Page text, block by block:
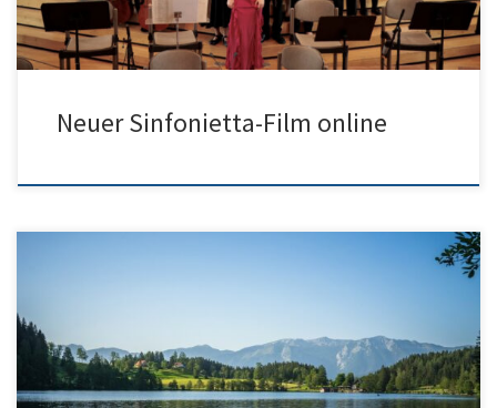
Neuer Sinfonietta-Film online
schriftlichen Abitur, Austauschprogrammen, Sport- und
Musikereignissen kommen nun zwei Wochen Ferien allen sicher
sehr gelegen. Wir wünschen unseren Kollegen gutes Korrigieren,
unserem Abiturjahrgang eine gute Vorbereitung für die